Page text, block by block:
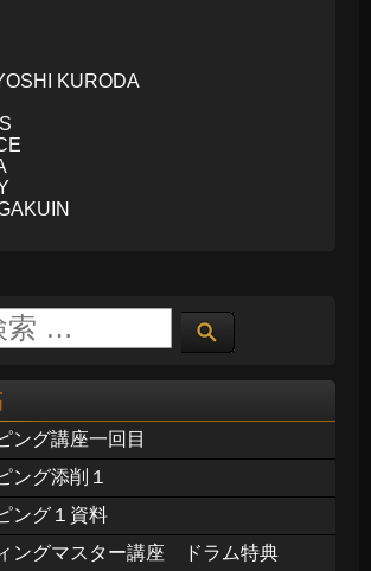
KURODA
ング講座一回目
ング添削１
ング１資料
ングマスター講座 ドラム特典